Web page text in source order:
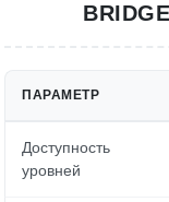
ПАРАМЕТР
Доступность
уровней